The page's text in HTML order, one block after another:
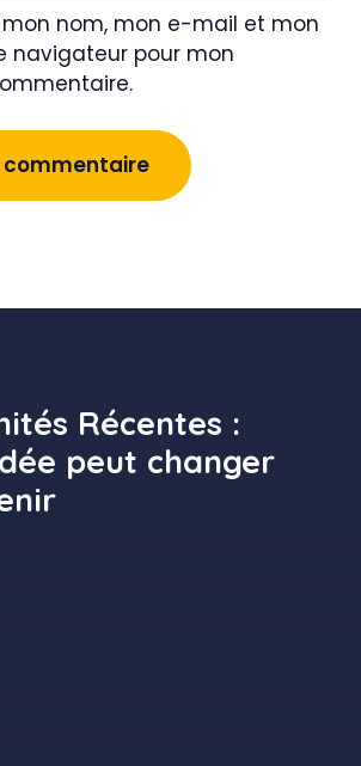
mon nom, mon e-mail et mon
navigateur pour mon
Récentes :
peut changer